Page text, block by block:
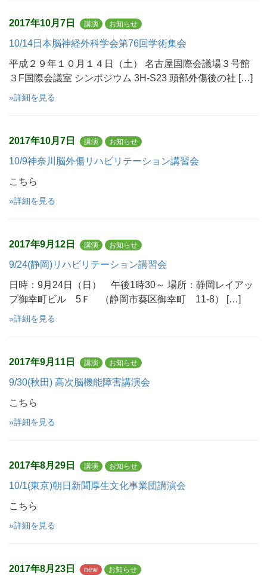
2017年10月7日 講演 お知らせ
10/14日本脳神経外科学会第76回学術集会
平成２９年１０月１４日（土） 名古屋国際会議場３号館
３F国際会議室 シンポジウム 3H-S23 頭部外傷後の社 […]
»詳細を見る
2017年10月7日 講演 お知らせ
10/9神奈川脳外傷リハビリテーション講習会
こちら
»詳細を見る
2017年9月12日 講演 お知らせ
9/24(静岡)リハビリテーション講習会
日時：9月24日（日） 午後1時30～ 場所：静岡レイアッ
プ御幸町ビル 5Ｆ （静岡市葵区御幸町 11-8） […]
»詳細を見る
2017年9月11日 講演 お知らせ
9/30(秋田) 高次脳機能障害講演会
こちら
»詳細を見る
2017年8月29日 講演 お知らせ
10/1(東京)朝日新聞厚生文化事業団講演会
こちら
»詳細を見る
2017年8月23日 new お知らせ